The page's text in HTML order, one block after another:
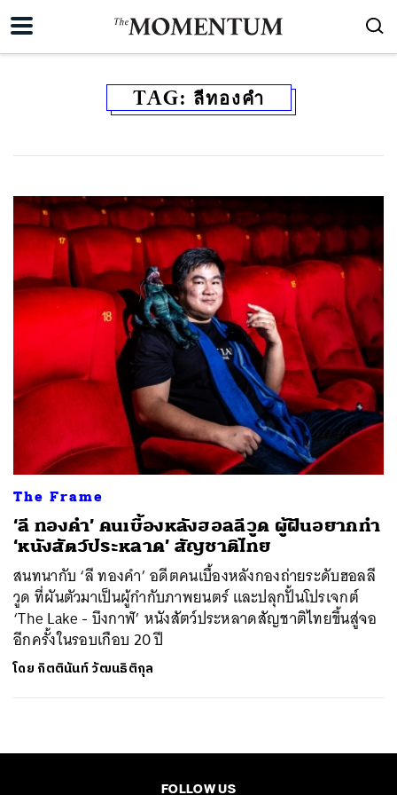
TAG: ลีทองคำ
The Frame
‘ลี ทองคำ’ คนเบื้องหลังฮอลลีวูด ผู้ฝันอยากทำ
‘หนังสัตว์ประหลาด’ สัญชาติไทย
สนทนากับ ‘ลี ทองคำ’ อดีตคนเบื้องหลังกองถ่ายระดับฮอลลี
วูด ที่ผันตัวมาเป็นผู้กำกับภาพยนตร์ และปลุกปั้นโปรเจกต์
‘The Lake - บึงกาฬ’ หนังสัตว์ประหลาดสัญชาติไทยขึ้นสู่จอ
อีกครั้งในรอบเกือบ 20 ปี
โดย กิตตินันท์ วัฒนธิติกุล
FOLLOW US
SHARE TWEET LINE EMAIL